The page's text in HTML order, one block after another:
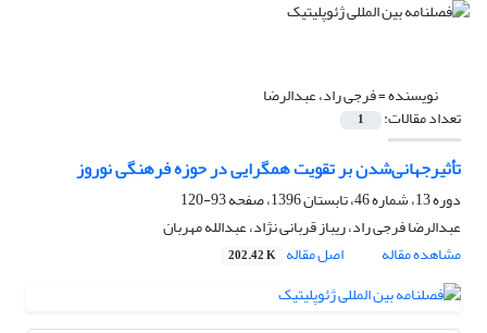
نویسنده =فرجی راد، عبدالرضا
تعداد مقالات: 1
تأثیرجهانی‌شدن بر تقویت همگرایی در حوزه فرهنگی نوروز
دوره 13، شماره 46، تابستان 1396، صفحه
93-120
عبدالرضا فرجی راد، ریباز قربانی نژاد، عبدالله مهربان
مشاهده مقاله
اصل مقاله 202.42 K